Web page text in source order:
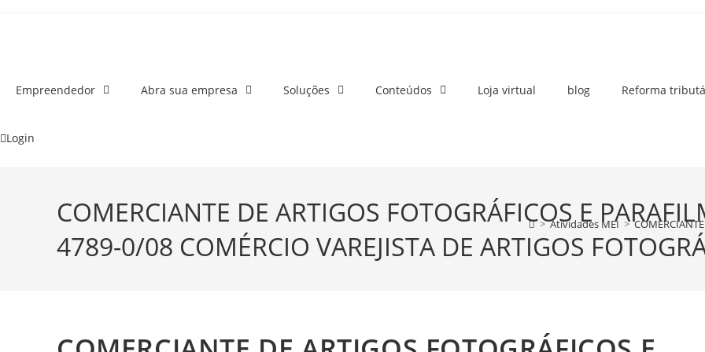
Empreendedor Abra sua empresa Soluções Conteúdos Loja virtual blog Reforma
Login
COMERCIANTE DE ARTIGOS FOTOGRÁFICOS E
4789-0/08 COMÉRCIO VAREJISTA DE ARTIGOS
> Atividades MEI >